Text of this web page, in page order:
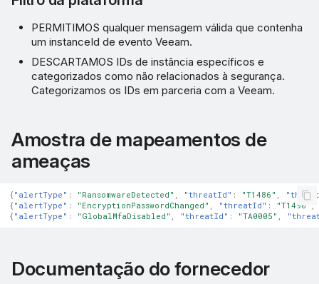
PERMITIMOS qualquer mensagem válida que contenha
um instanceId de evento Veeam.
DESCARTAMOS IDs de instância específicos e
categorizados como não relacionados à segurança.
Categorizamos os IDs em parceria com a Veeam.
Amostra de mapeamentos de
ameaças
{ "alertType" : "RansomwareDetected" , "threatId" : "T1486" ,
{ "alertType" : "EncryptionPasswordChanged" , "threatId" : "T1490"
,
{ "alertType" : "GlobalMfaDisabled" , "threatId" : "TA0005" ,
Documentação do fornecedor